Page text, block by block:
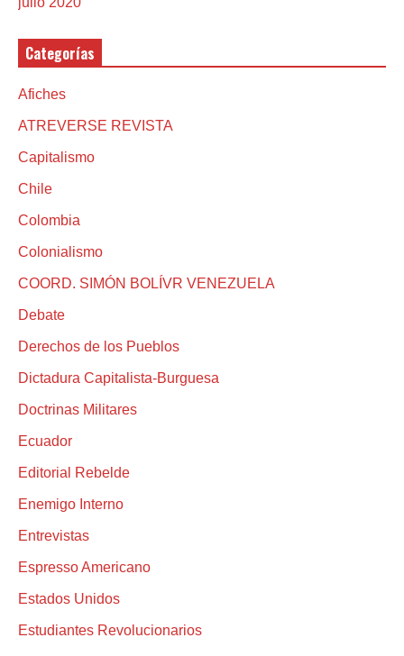
Categorías
Afiches
ATREVERSE REVISTA
Capitalismo
Chile
Colombia
Colonialismo
COORD. SIMÓN BOLÍVR VENEZUELA
Debate
Derechos de los Pueblos
Dictadura Capitalista-Burguesa
Doctrinas Militares
Ecuador
Editorial Rebelde
Enemigo Interno
Entrevistas
Espresso Americano
Estados Unidos
Estudiantes Revolucionarios